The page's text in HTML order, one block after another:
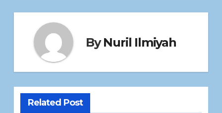
ByNuril Ilmiyah
Related Post